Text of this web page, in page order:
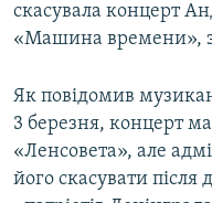
скасувала концерт
«Машина времени»,
Як повідомив
3 березня, концерт
«Ленсовета», але
його скасувати після